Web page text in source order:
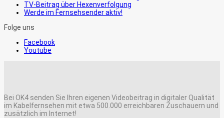
TV-Beitrag über Hexenverfolgung
Werde im Fernsehsender aktiv!
Folge uns
Facebook
Youtube
Bei OK4 senden Sie Ihren eigenen Videobeitrag in digitaler Qualität
im Kabelfernsehen mit etwa 500.000 erreichbaren Zuschauern und
zusätzlich im Internet!